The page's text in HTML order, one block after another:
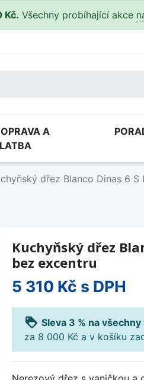
Kč. Všechny probíhající akce
A
dřez Blanco Dinas 6
Kuchyňský dřez
bez excentru
5 310 Kč s DPH
loyalty Sleva 3 % na
za 8 000 Kč a v košíku